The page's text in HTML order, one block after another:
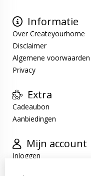
Informatie
Over Createyourhome
Disclaimer
Algemene voorwaarden
Privacy
Extra
Cadeaubon
Aanbiedingen
Mijn account
Inloggen